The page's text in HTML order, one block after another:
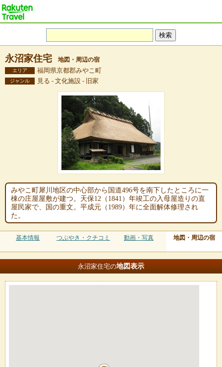
永沼家住宅 地図・周辺の宿
エリア 福岡県京都郡みやこ町
ジャンル 見る - 文化施設 - 旧家
みやこ町犀川地区の中心部から国道496号を南下したところに一
棟の庄屋屋敷が建つ。天保12（1841）年竣工の入母屋造りの直
屋民家で、国の重文。平成元（1989）年に全面解体修理され
た。
基本情報 つぶやき・クチコミ 動画・写真 地図・周辺の宿
永沼家住宅の地図表示